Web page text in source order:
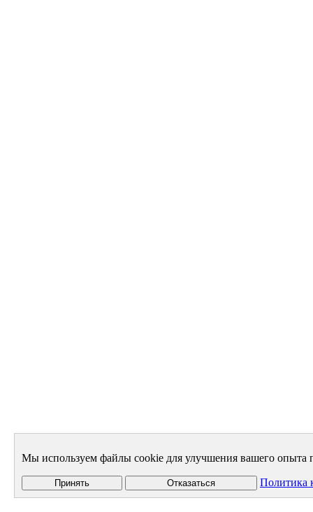
Мы используем файлы cookie для улучшения вашего опыта
Принять Отказаться Политика